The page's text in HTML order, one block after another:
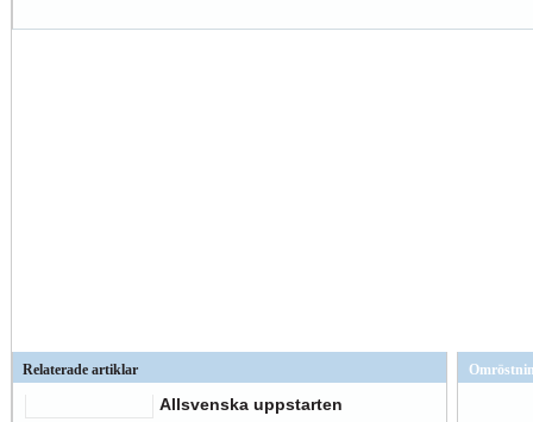
Relaterade artiklar
Allsvenska uppstarten